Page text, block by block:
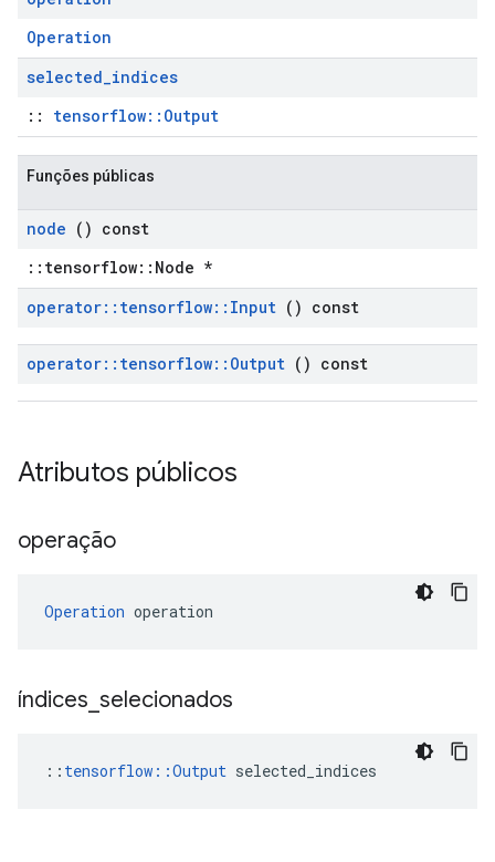
Operation
selected_indices
:: tensorflow::Output
Funções públicas
node () const
::tensorflow::Node *
operator:: tensorflow:: Input () const
operator:: tensorflow:: Output () const
Atributos públicos
operação
Operation operation
índices selecionados
:: tensorflow::Output selected_indices